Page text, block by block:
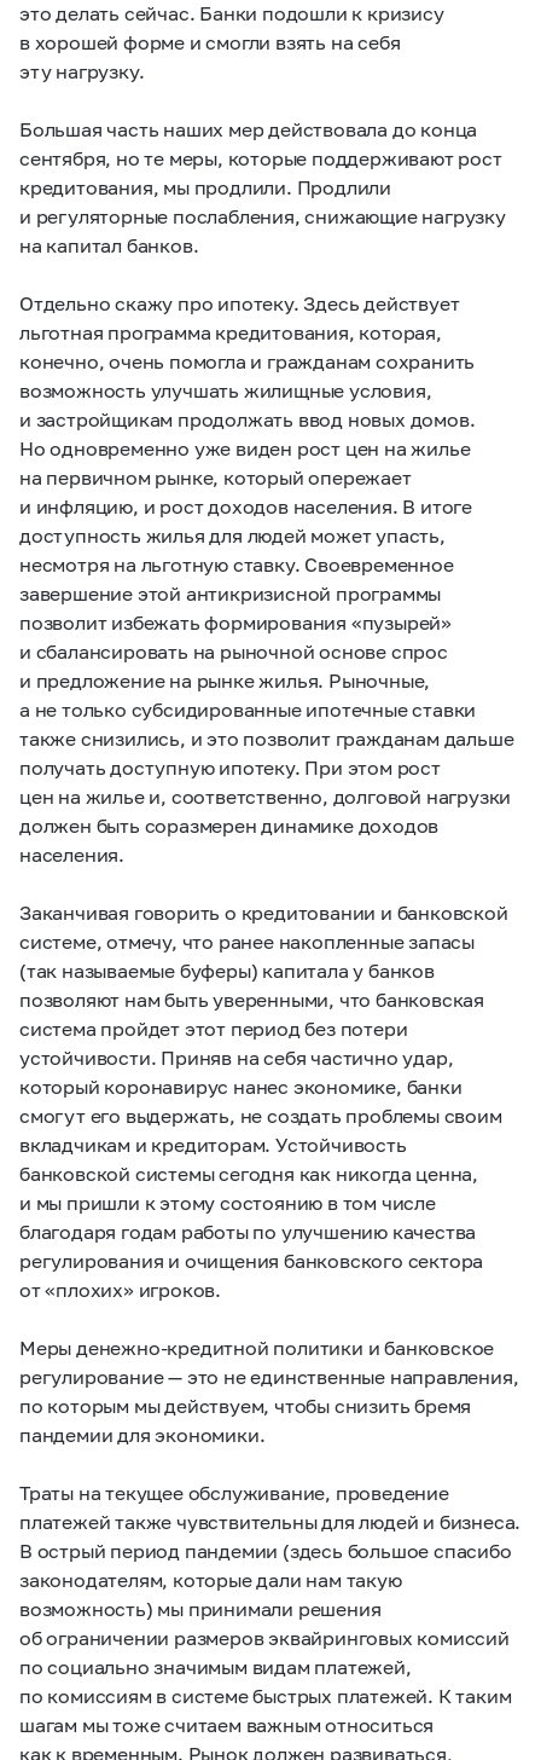
это делать сейчас. Банки подошли к кризису
в хорошей форме и смогли взять на себя
эту нагрузку.
Большая часть наших мер действовала до конца
сентября, но те меры, которые поддерживают рост
кредитования, мы продлили. Продлили
и регуляторные послабления, снижающие нагрузку
на капитал банков.
Отдельно скажу про ипотеку. Здесь действует
льготная программа кредитования, которая,
конечно, очень помогла и гражданам сохранить
возможность улучшать жилищные условия,
и застройщикам продолжать ввод новых домов.
Но одновременно уже виден рост цен на жилье
на первичном рынке, который опережает
и инфляцию, и рост доходов населения. В итоге
доступность жилья для людей может упасть,
несмотря на льготную ставку. Своевременное
завершение этой антикризисной программы
позволит избежать формирования «пузырей»
и сбалансировать на рыночной основе спрос
и предложение на рынке жилья. Рыночные,
а не только субсидированные ипотечные ставки
также снизились, и это позволит гражданам дальше
получать доступную ипотеку. При этом рост
цен на жилье и, соответственно, долговой нагрузки
должен быть соразмерен динамике доходов
населения.
Заканчивая говорить о кредитовании и банковской
системе, отмечу, что ранее накопленные запасы
(так называемые буферы) капитала у банков
позволяют нам быть уверенными, что банковская
система пройдет этот период без потери
устойчивости. Приняв на себя частично удар,
который коронавирус нанес экономике, банки
смогут его выдержать, не создать проблемы своим
вкладчикам и кредиторам. Устойчивость
банковской системы сегодня как никогда ценна,
и мы пришли к этому состоянию в том числе
благодаря годам работы по улучшению качества
регулирования и очищения банковского сектора
от «плохих» игроков.
Меры денежно-кредитной политики и банковское
регулирование — это не единственные направления,
по которым мы действуем, чтобы снизить бремя
пандемии для экономики.
Траты на текущее обслуживание, проведение
платежей также чувствительны для людей и бизнеса.
В острый период пандемии (здесь большое спасибо
законодателям, которые дали нам такую
возможность) мы принимали решения
об ограничении размеров эквайринговых комиссий
по социально значимым видам платежей,
по комиссиям в системе быстрых платежей. К таким
шагам мы тоже считаем важным относиться
как к временным. Рынок должен развиваться,